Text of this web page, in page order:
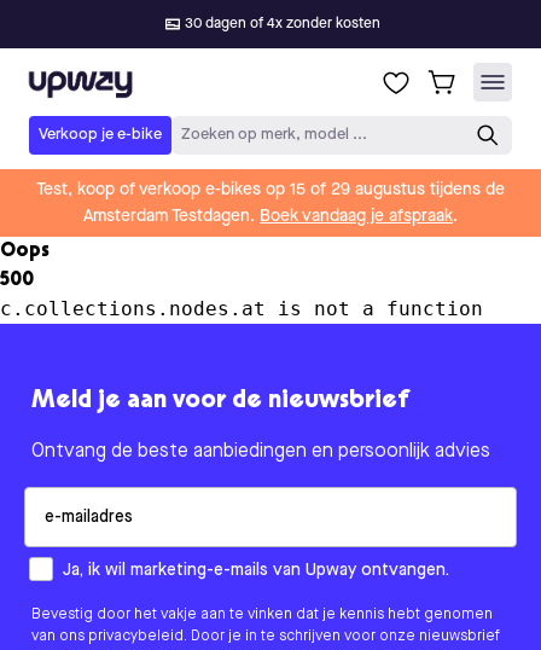
30 dagen of 4x zonder kosten
Upway
Verkoop je e-bike Zoeken op merk, model ...
Test, koop of verkoop e-bikes op 15 of 29 augustus tijdens de
Amsterdam Testdagen. Boek vandaag je afspraak.
Oops
500
c.collections.nodes.at is not a function
Meld je aan voor de nieuwsbrief
Ontvang de beste aanbiedingen en persoonlijk advies
How would you like to hear from us?
Ja, ik wil marketing-e-mails van Upway ontvangen.
Bevestig door het vakje aan te vinken dat je kennis hebt genomen
van ons privacybeleid. Door je in te schrijven voor onze nieuwsbrief